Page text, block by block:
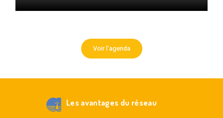
Voir l'agenda
Les avantages du réseau